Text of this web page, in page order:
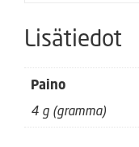
Lisätiedot
Paino
4 g (gramma)